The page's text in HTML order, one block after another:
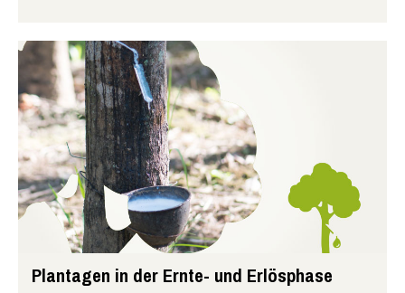
Plantagen in der Ernte- und Erlösphase